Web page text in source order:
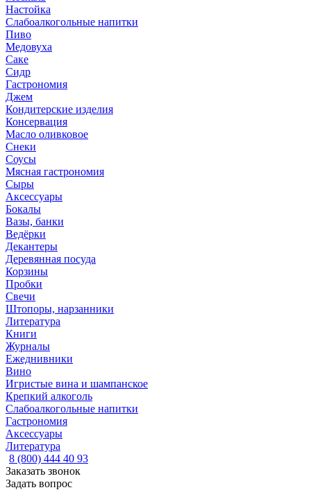
Настойка
Слабоалкогольные напитки
Пиво
Медовуха
Саке
Сидр
Гастрономия
Джем
Кондитерские изделия
Консервация
Масло оливковое
Снеки
Соусы
Мясная гастрономия
Сыры
Аксессуары
Бокалы
Вазы, банки
Ведёрки
Декантеры
Деревянная посуда
Корзины
Пробки
Свечи
Штопоры, нарзанники
Литература
Книги
Журналы
Ежеднивники
Вино
Игристые вина и шампанское
Крепкий алкоголь
Слабоалкогольные напитки
Гастрономия
Аксессуары
Литература
8 (800) 444 40 93
Заказать звонок
Задать вопрос